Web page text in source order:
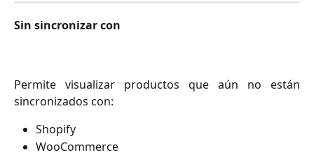
Sin sincronizar con
Permite visualizar productos que aún no están
sincronizados con:
Shopify
WooCommerce